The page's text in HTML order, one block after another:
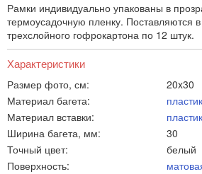
Рамки индивидуально упакованы в
термоусадочную пленку. Поставляются в
трехслойного гофрокартона по 12 штук.
Характеристики
Размер фото, см:
20x30
Материал багета:
пластик
Материал вставки:
пластик
Ширина багета, мм:
30
Точный цвет:
белый
Поверхность: